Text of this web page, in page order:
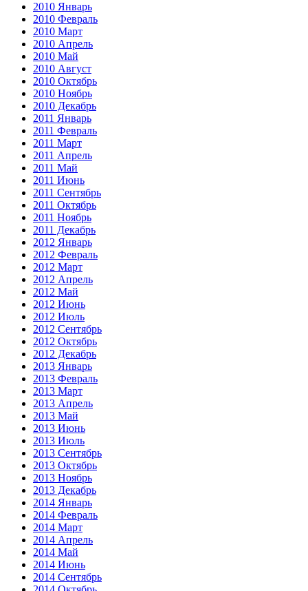
2010 Январь
2010 Февраль
2010 Март
2010 Апрель
2010 Май
2010 Август
2010 Октябрь
2010 Ноябрь
2010 Декабрь
2011 Январь
2011 Февраль
2011 Март
2011 Апрель
2011 Май
2011 Июнь
2011 Сентябрь
2011 Октябрь
2011 Ноябрь
2011 Декабрь
2012 Январь
2012 Февраль
2012 Март
2012 Апрель
2012 Май
2012 Июнь
2012 Июль
2012 Сентябрь
2012 Октябрь
2012 Декабрь
2013 Январь
2013 Февраль
2013 Март
2013 Апрель
2013 Май
2013 Июнь
2013 Июль
2013 Сентябрь
2013 Октябрь
2013 Ноябрь
2013 Декабрь
2014 Январь
2014 Февраль
2014 Март
2014 Апрель
2014 Май
2014 Июнь
2014 Сентябрь